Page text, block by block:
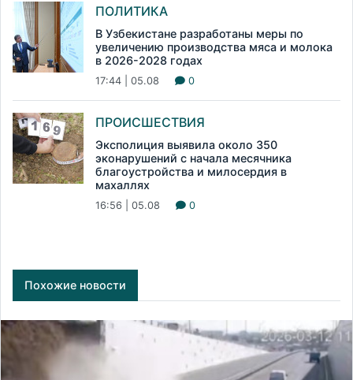
ПОЛИТИКА
В Узбекистане разработаны меры по
увеличению производства мяса и молока
в 2026-2028 годах
17:44 | 05.08 0
ПРОИСШЕСТВИЯ
Эксполиция выявила около 350
эконарушений с начала месячника
благоустройства и милосердия в
махаллях
16:56 | 05.08 0
Похожие новости